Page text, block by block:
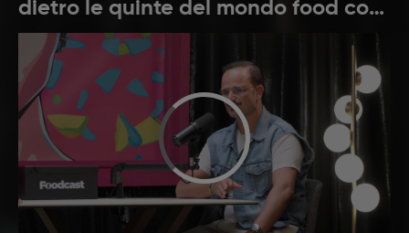
dietro le quinte del mondo food con
Fabio Esposito